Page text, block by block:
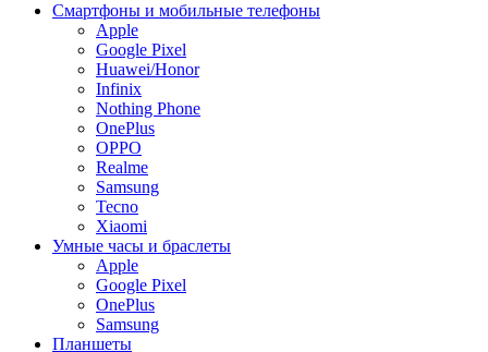
Смартфоны и мобильные телефоны
Apple
Google Pixel
Huawei/Honor
Infinix
Nothing Phone
OnePlus
OPPO
Realme
Samsung
Tecno
Xiaomi
Умные часы и браслеты
Apple
Google Pixel
OnePlus
Samsung
Планшеты